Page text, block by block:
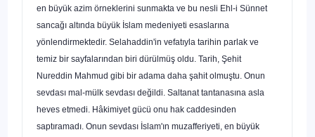
en büyük azim örneklerini sunmakta ve bu nesli Ehl-i Sünnet
sancağı altında büyük İslam medeniyeti esasları­na
yönlendirmektedir. Selahaddin'in vefatıyla tarihin parlak ve
temiz bir sayfaların­dan biri dürülmüş oldu. Tarih, Şehit
Nureddin Mahmud gibi bir adama daha şahit olmuştu. Onun
sevdası mal-mülk sevdası değildi. Saltanat tantanasına asla
heves et­medi. Hâkimiyet gücü onu hak caddesinden
saptıramadı. Onun sevdası İslam'ın muzafferiyeti, en büyük